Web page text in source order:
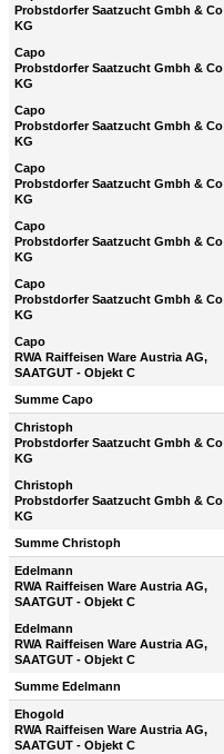
Probstdorfer Saatzucht Gmbh & Co
KG
Capo
Probstdorfer Saatzucht Gmbh & Co
KG
Capo
Probstdorfer Saatzucht Gmbh & Co
KG
Capo
Probstdorfer Saatzucht Gmbh & Co
KG
Capo
Probstdorfer Saatzucht Gmbh & Co
KG
Capo
Probstdorfer Saatzucht Gmbh & Co
KG
Capo
RWA Raiffeisen Ware Austria AG,
SAATGUT - Objekt C
Summe Capo
Christoph
Probstdorfer Saatzucht Gmbh & Co
KG
Christoph
Probstdorfer Saatzucht Gmbh & Co
KG
Summe Christoph
Edelmann
RWA Raiffeisen Ware Austria AG,
SAATGUT - Objekt C
Edelmann
RWA Raiffeisen Ware Austria AG,
SAATGUT - Objekt C
Summe Edelmann
Ehogold
RWA Raiffeisen Ware Austria AG,
SAATGUT - Objekt C